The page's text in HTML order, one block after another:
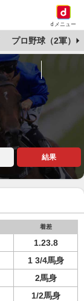
dメニュー
プロ野球（2軍）
結果
着差
1.23.8
1 3/4馬身
2馬身
1/2馬身